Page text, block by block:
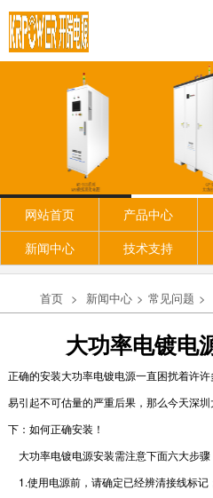
网站首页 产品中心
新闻中心
技术支持
首页 > 新闻中心 > 常见问题 >
大功率电镀电
正确的安装大功率电镀电源一直困扰着许
易引起不可估量的严重后果，那么今天深圳
下：如何正确安装！
大功率电镀电源安装需注意下面六大步骤
1.使用电源前，请确定已经辨清接线标记
高频开关电源
高频开关电源产
品，一般来说，
电镀电源的作用
大家在日常进行
归用，但...
2018-09-07
电镀用高频整
一般来说我们通
就可以大致的判
通过听机器...
2018-07-17
随着电镀工艺的
入了高频开关电